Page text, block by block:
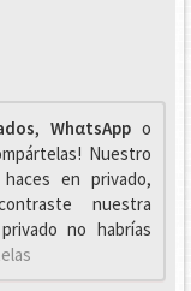
, WhαtsAppo
Nuestro
en privado,
nuestra
no habrías